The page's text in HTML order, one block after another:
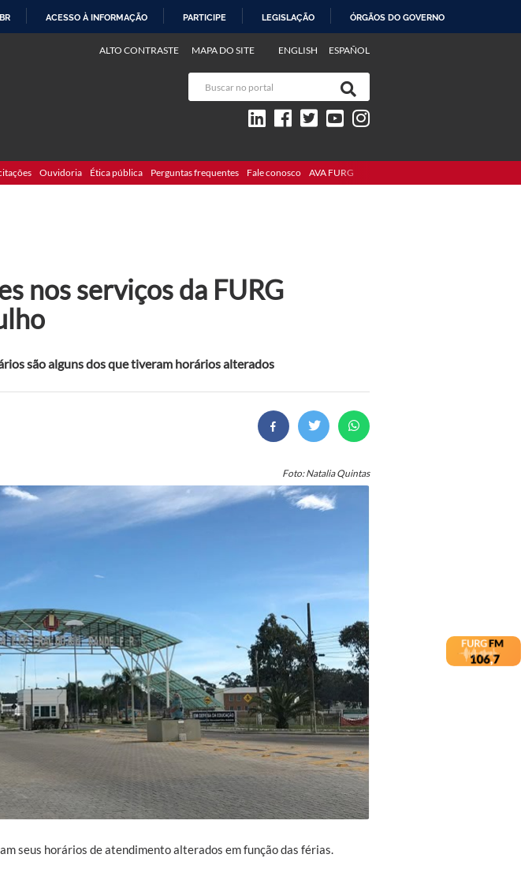
ACESSO À INFORMAÇÃO PARTICIPE LEGISLAÇÃO ÓRGÃOS DO GOVERNO
ENGLISH ESPAÑOL
ALTO CONTRASTE MAPA DO SITE
Ouvidoria Ética pública Perguntas frequentes Fale conosco AVA FURG
nos serviços da FURG
são alguns dos que tiveram horários alterados
Foto: Natalia Quintas
seus horários de atendimento alterados em função das férias.